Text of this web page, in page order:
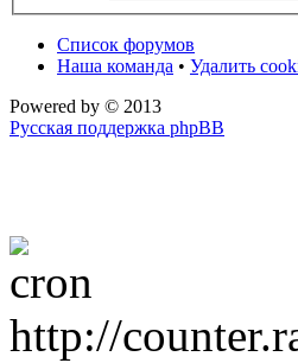
Список форумов
Наша команда • Удалить
Powered by © 2013
Русская поддержка phpBB
http://